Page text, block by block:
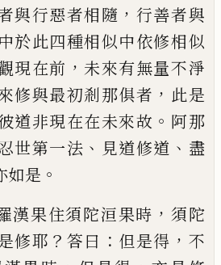
與行惡者相隨 ， 行善者與
中於此四種相似中依修相似
現在前 ， 未來有無量不淨
修與最初剎那俱者 ， 此是
道非現在在未來故 。 阿那
世第一法 、 見道修道 、 盡
如是 。
漢果住須陀洹果時 ， 須陀
修耶 ？ 答曰 ： 但是得 ， 不